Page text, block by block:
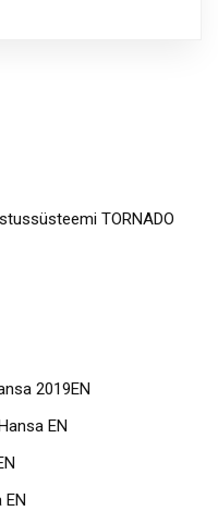
TORNADO
2019EN
EN